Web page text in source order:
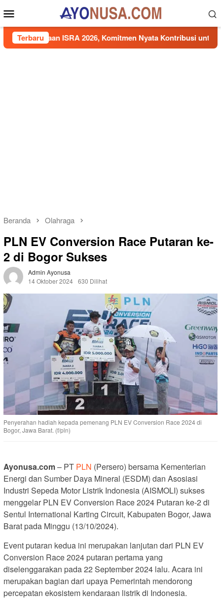
ke
kontenMobile
Terbaru
ISRA 2026, Komitmen Nyata Kontribusi untuk Masyarakat
Beranda Olahraga
PLN EV Conversion Race Putaran ke-
2 di Bogor Sukses
Admin Ayonusa
14 Oktober 2024 630 Dilihat
Penyerahan hadiah kepada pemenang PLN EV Conversion Race 2024 di
Bogor, Jawa Barat. (f/pln)
Ayonusa.com– PT PLN (Persero) bersama Kementerian
Energi dan Sumber Daya Mineral (ESDM) dan Asosiasi
Industri Sepeda Motor Listrik Indonesia (AISMOLI) sukses
menggelar PLN EV Conversion Race 2024 Putaran ke-2 di
Sentul International Karting Circuit, Kabupaten Bogor, Jawa
Barat pada Minggu (13/10/2024).
Event putaran kedua ini merupakan lanjutan dari PLN EV
Conversion Race 2024 putaran pertama yang
diselenggarakan pada 22 September 2024 lalu. Acara ini
merupakan bagian dari upaya Pemerintah mendorong
percepatan ekosistem kendaraan listrik di Indonesia.